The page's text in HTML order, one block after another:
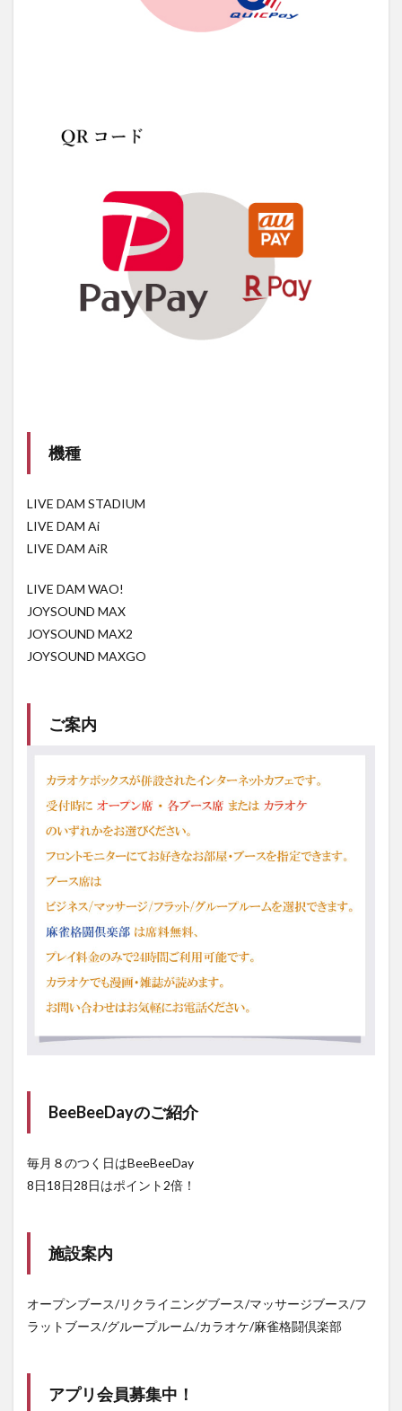
機種
LIVE DAM STADIUM
LIVE DAM Ai
LIVE DAM AiR
LIVE DAM WAO!
JOYSOUND MAX
JOYSOUND MAX2
JOYSOUND MAXGO
ご案内
BeeBeeDayのご紹介
毎月８のつく日はBeeBeeDay
8日18日28日はポイント2倍！
施設案内
オープンブース/リクライニングブース/マッサージブース/フ
ラットブース/グループルーム/カラオケ/麻雀格闘倶楽部
アプリ会員募集中！